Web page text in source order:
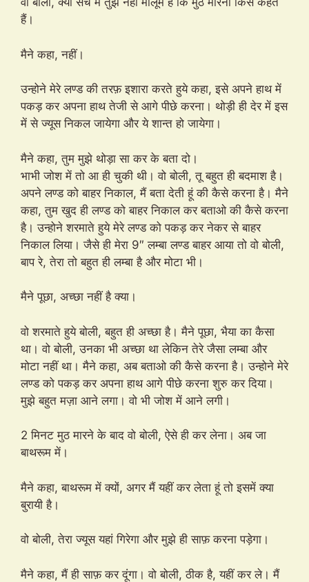
हैं।
मैने कहा, नहीं।
उन्होने मेरे लण्ड की तरफ़ इशारा करते हुये कहा, इसे अपने हाथ में
पकड़ कर अपना हाथ तेजी से आगे पीछे करना। थोड़ी ही देर में इस
में से ज्यूस निकल जायेगा और ये शान्त हो जायेगा।
मैने कहा, तुम मुझे थोड़ा सा कर के बता दो।
भाभी जोश में तो आ ही चुकी थी। वो बोली, तू बहुत ही बदमाश है।
अपने लण्ड को बाहर निकाल, मैं बता देती हूं की कैसे करना है। मैने
कहा, तुम खुद ही लण्ड को बाहर निकाल कर बताओ की कैसे करना
है। उन्होने शरमाते हुये मेरे लण्ड को पकड़ कर नेकर से बाहर
निकाल लिया। जैसे ही मेरा 9″ लम्बा लण्ड बाहर आया तो वो बोली,
बाप रे, तेरा तो बहुत ही लम्बा है और मोटा भी।
मैने पूछा, अच्छा नहीं है क्या।
वो शरमाते हुये बोली, बहुत ही अच्छा है। मैने पूछा, भैया का कैसा
था। वो बोली, उनका भी अच्छा था लेकिन तेरे जैसा लम्बा और
मोटा नहीं था। मैने कहा, अब बताओ की कैसे करना है। उन्होने मेरे
लण्ड को पकड़ कर अपना हाथ आगे पीछे करना शुरु कर दिया।
मुझे बहुत मज़ा आने लगा। वो भी जोश में आने लगी।
2 मिनट मुठ मारने के बाद वो बोली, ऐसे ही कर लेना। अब जा
बाथरूम में।
मैने कहा, बाथरूम में क्यों, अगर मैं यहीं कर लेता हूं तो इसमें क्या
बुरायी है।
वो बोली, तेरा ज्यूस यहां गिरेगा और मुझे ही साफ़ करना पड़ेगा।
मैने कहा, मैं ही साफ़ कर दूंगा। वो बोली, ठीक है, यहीं कर ले। मैं